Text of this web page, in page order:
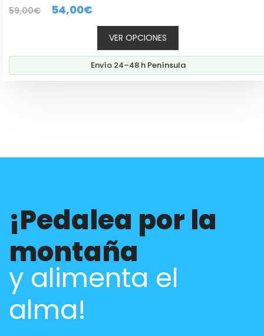
5
59,00€
El
era:
59,00€.
54,00€El
precio
actual
es:
54,00€.
VER OPCIONES
Envío 24–48 h Península
¡Pedalea por la
montaña
y alimenta el
alma!